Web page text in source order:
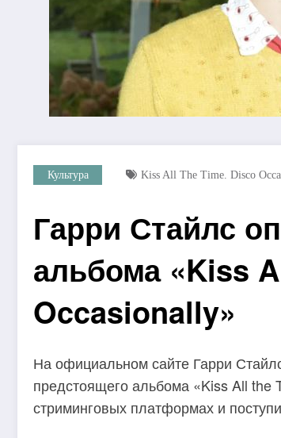
Культура Kiss All The Time. Disco
Гарри Стайлс
альбома «Kiss
Occasionally»
На официальном сайте Гарри
предстоящего альбома «Kiss All the
стриминговых платформах и